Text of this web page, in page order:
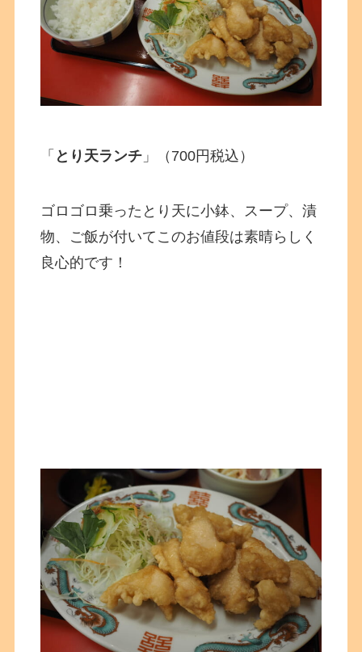
「 とり天ランチ 」（700円税込）
ゴロゴロ乗ったとり天に小鉢、スープ、漬
物、ご飯が付いてこのお値段は素晴らしく
良心的です！